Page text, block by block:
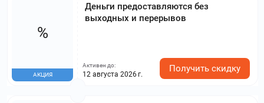
Деньги предоставляются без
выходных и перерывов
%
АКЦИЯ
Активен до:
12 августа 2026 г.
Получить скидку